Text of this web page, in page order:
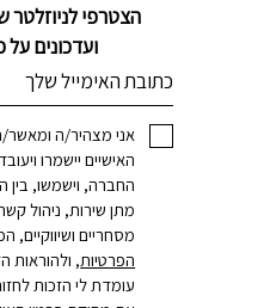
הצטרפי
ועדכונים
אני מצהיר/ה ומאשר/
האישיים יישמרו
החברה, וישמשו, בין
מתן שירות, ניהול
מסחריים
הפרטיות, ולהוראות
עומדת לי הזכות